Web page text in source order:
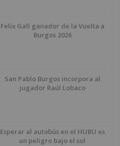
Felix Gall ganador de la Vuelta a
Burgos 2026
San Pablo Burgos incorpora al
jugador Raúl Lobaco
Esperar al autobús en el HUBU es
un peligro bajo el sol